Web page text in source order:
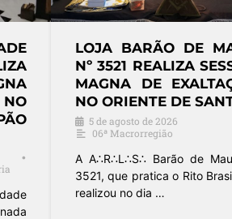
FRAFEM CONSCIÊNCIA,
JUSTIÇA E PERFEIÇÃO
PROMOVE BAZAR
BENEFICENTE EM
RIBEIRÃO PRETO
4 de agosto de 2026
A Fraternidade Feminina Cruzeiro
do Sul (FRAFEM) Consciência,
Justiça e Perfeição nº 1136,